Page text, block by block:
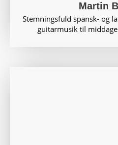
Martin
Stemningsfuld spansk- og
guitarmusik til